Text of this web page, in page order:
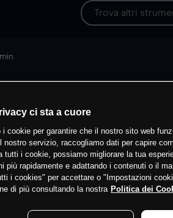
ci sta a cuore
i cookie per garantire che il nostro sito web
nostro servizio, raccogliamo dati per capire
tutti i cookie, possiamo migliorare la tua
più rapidamente e adattando i contenuti o il
i cookies" per accettare o "Impostazioni
di più consultando la nostra Politica dei